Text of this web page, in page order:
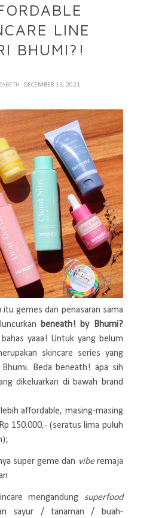
LINE
BHUMI?!
- DECEMBER 13, 2021
itu gemes dan penasaran sama
beneath! by Bhumi?
yaaa! Untuk yang belum
skincare series yang
Beda beneath! apa sih
dikeluarkan di bawah brand
lebih affordable, masing-masing
150.000,- (seratus lima puluh
super geme dan viberemaja
mengandung superfood
sayur / tanaman / buah-